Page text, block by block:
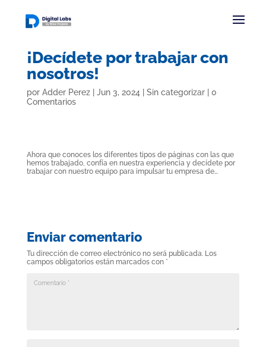
¡Decídete por trabajar con
nosotros!
por Adder Perez| Jun 3, 2024 Sin categorizar| 0
Comentarios
Ahora que conoces los diferentes tipos de páginas con las que
hemos trabajado, confía en nuestra experiencia y decídete por
trabajar con nuestro equipo para impulsar tu empresa de…
Enviar comentario
Tu dirección de correo electrónico no será publicada. Los
campos obligatorios están marcados con *